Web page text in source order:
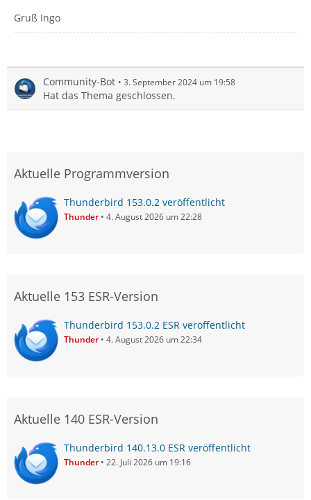
Gruß Ingo
Community-Bot 3. September 2024 um 19:58
Hat das Thema geschlossen.
Aktuelle Programmversion
Thunderbird 153.0.2 veröffentlicht
Thunder 4. August 2026 um 22:28
Aktuelle 153 ESR-Version
Thunderbird 153.0.2 ESR veröffentlicht
Thunder 4. August 2026 um 22:34
Aktuelle 140 ESR-Version
Thunderbird 140.13.0 ESR veröffentlicht
Thunder 22. Juli 2026 um 19:16